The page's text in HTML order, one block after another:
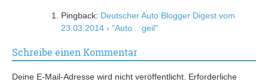
Pingback: Deutscher Auto Blogger Digest vom
23.03.2014 › "Auto .. geil"
Schreibe einen Kommentar
Deine E-Mail-Adresse wird nicht veröffentlicht. Erforderliche